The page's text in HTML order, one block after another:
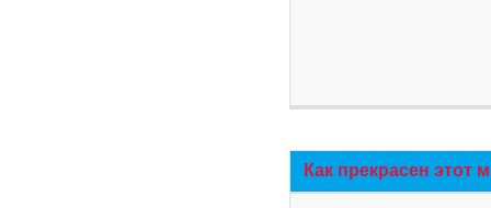
Как прекрасен этот